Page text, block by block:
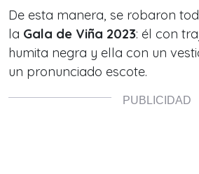
De esta manera, se robaron
la Gala de Viña 2023: él con
humita negra y ella con un
un pronunciado escote.